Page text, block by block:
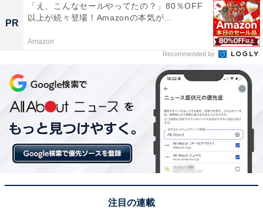
PR
「え、こんなセールやってたの？」80％OFF
以上が続々登場！Amazonの本気が...
Amazon
Recommended by
注目の連載